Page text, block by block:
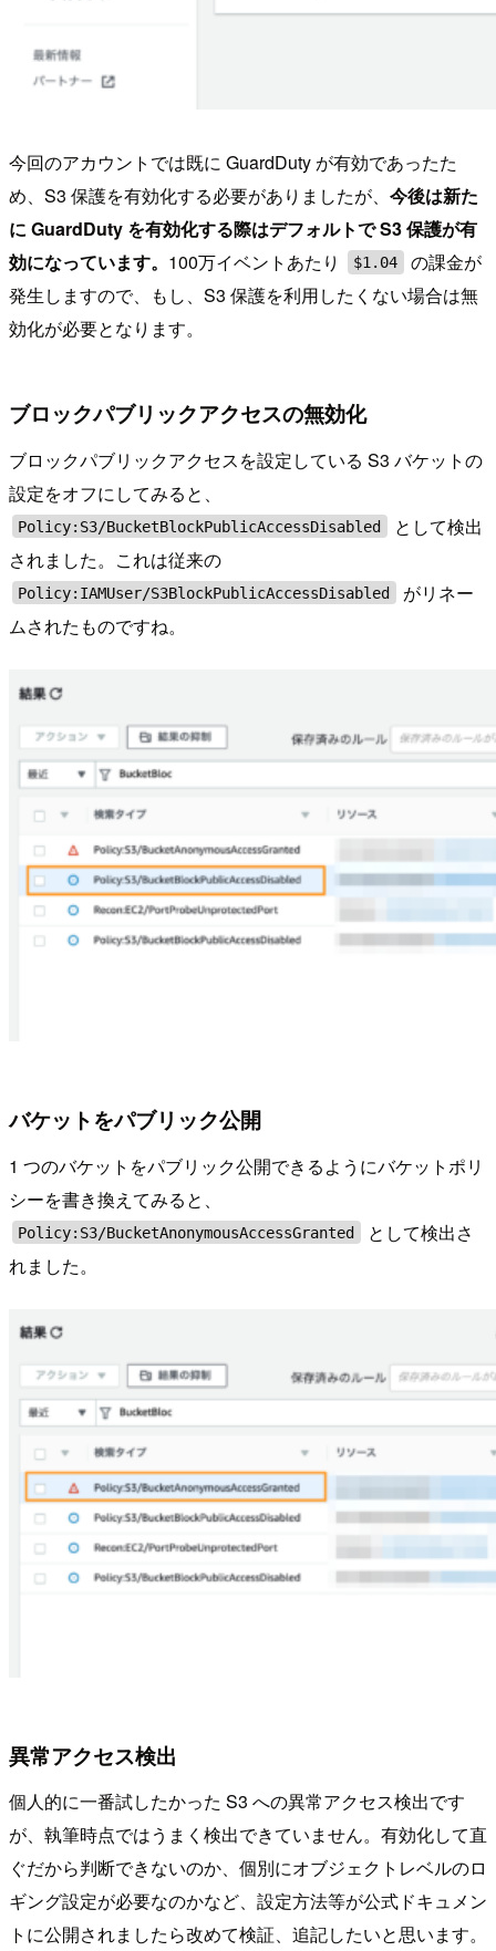
今回のアカウントでは既に GuardDuty が有効であったた
め、S3 保護を有効化する必要がありましたが、 今後は新た
に GuardDuty を有効化する際はデフォルトで S3 保護が有
効になっています。 100万イベントあたり $1.04
の課金が
発生しますので、もし、S3 保護を利用したくない場合は無
効化が必要となります。
ブロックパブリックアクセスの無効化
ブロックパブリックアクセスを設定している S3 バケットの
設定をオフにしてみると、
Policy:S3/BucketBlockPublicAccessDisabled
として検出
されました。これは従来の
Policy:IAMUser/S3BlockPublicAccessDisabled
がリネー
ムされたものですね。
バケットをパブリック公開
1 つのバケットをパブリック公開できるようにバケットポリ
シーを書き換えてみると、
Policy:S3/BucketAnonymousAccessGranted
として検出さ
れました。
異常アクセス検出
個人的に一番試したかった S3 への異常アクセス検出です
が、執筆時点ではうまく検出できていません。有効化して直
ぐだから判断できないのか、個別にオブジェクトレベルのロ
ギング設定が必要なのかなど、設定方法等が公式ドキュメン
トに公開されましたら改めて検証、追記したいと思います。